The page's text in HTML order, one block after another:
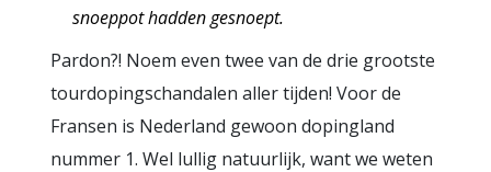
snoeppot hadden gesnoept.
Pardon?! Noem even twee van de drie grootste
tourdopingschandalen aller tijden! Voor de
Fransen is Nederland gewoon dopingland
nummer 1. Wel lullig natuurlijk, want we weten